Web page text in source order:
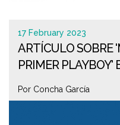
17 February 2023
ARTÍCULO SOBRE
PRIMER PLAYBOY'
Por Concha García